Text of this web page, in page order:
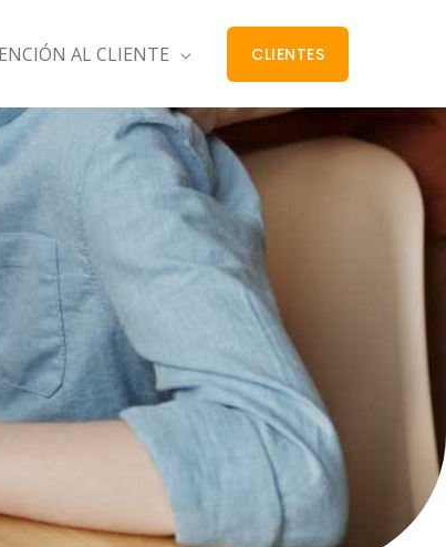
AL CLIENTE CLIENTES